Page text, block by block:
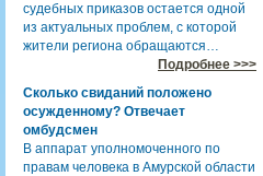
судебных приказов остается одной
из актуальных проблем, с которой
жители региона обращаются…
Подробнее >>>
Сколько свиданий положено
осужденному? Отвечает
омбудсмен
В аппарат уполномоченного по
правам человека в Амурской области